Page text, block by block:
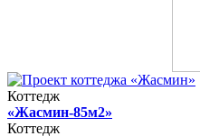
Коттедж
«Жасмин-85м2»
Коттедж